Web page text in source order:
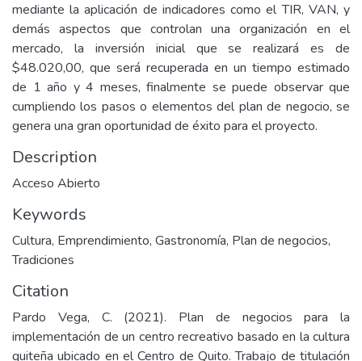
mediante la aplicación de indicadores como el TIR, VAN, y
demás aspectos que controlan una organización en el
mercado, la inversión inicial que se realizará es de
$48.020,00, que será recuperada en un tiempo estimado
de 1 año y 4 meses, finalmente se puede observar que
cumpliendo los pasos o elementos del plan de negocio, se
genera una gran oportunidad de éxito para el proyecto.
Description
Acceso Abierto
Keywords
Cultura, Emprendimiento, Gastronomía, Plan de negocios,
Tradiciones
Citation
Pardo Vega, C. (2021). Plan de negocios para la
implementación de un centro recreativo basado en la cultura
quiteña ubicado en el Centro de Quito. Trabajo de titulación